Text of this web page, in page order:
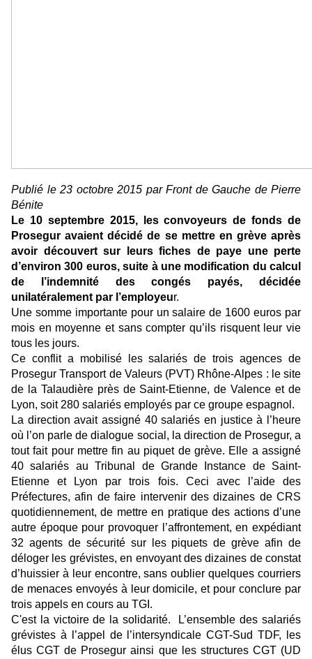
Publié le 23 octobre 2015 par Front de Gauche de Pierre
Bénite
Le 10 septembre 2015, les convoyeurs de fonds de
Prosegur avaient décidé de se mettre en grève après
avoir découvert sur leurs fiches de paye une perte
d’environ 300 euros, suite à une modification du calcul
de l’indemnité des congés payés, décidée
unilatéralement par l’employeur.
Une somme importante pour un salaire de 1600 euros par
mois en moyenne et sans compter qu’ils risquent leur vie
tous les jours.
Ce conflit a mobilisé les salariés de trois agences de
Prosegur Transport de Valeurs (PVT) Rhône-Alpes : le site
de la Talaudière près de Saint-Etienne, de Valence et de
Lyon, soit 280 salariés employés par ce groupe espagnol.
La direction avait assigné 40 salariés en justice à l’heure
où l’on parle de dialogue social, la direction de Prosegur, a
tout fait pour mettre fin au piquet de grève. Elle a assigné
40 salariés au Tribunal de Grande Instance de Saint-
Etienne et Lyon par trois fois. Ceci avec l’aide des
Préfectures, afin de faire intervenir des dizaines de CRS
quotidiennement, de mettre en pratique des actions d’une
autre époque pour provoquer l’affrontement, en expédiant
32 agents de sécurité sur les piquets de grève afin de
déloger les grévistes, en envoyant des dizaines de constat
d’huissier à leur encontre, sans oublier quelques courriers
de menaces envoyés à leur domicile, et pour conclure par
trois appels en cours au TGI.
C'est la victoire de la solidarité. L’ensemble des salariés
grévistes à l’appel de l’intersyndicale CGT-Sud TDF, les
élus CGT de Prosegur ainsi que les structures CGT (UD